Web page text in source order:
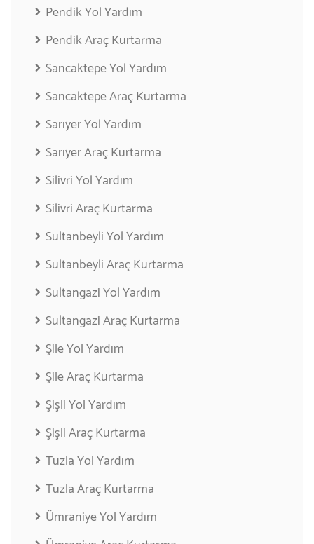
Pendik Yol Yardım
Pendik Araç Kurtarma
Sancaktepe Yol Yardım
Sancaktepe Araç Kurtarma
Sarıyer Yol Yardım
Sarıyer Araç Kurtarma
Silivri Yol Yardım
Silivri Araç Kurtarma
Sultanbeyli Yol Yardım
Sultanbeyli Araç Kurtarma
Sultangazi Yol Yardım
Sultangazi Araç Kurtarma
Şile Yol Yardım
Şile Araç Kurtarma
Şişli Yol Yardım
Şişli Araç Kurtarma
Tuzla Yol Yardım
Tuzla Araç Kurtarma
Ümraniye Yol Yardım